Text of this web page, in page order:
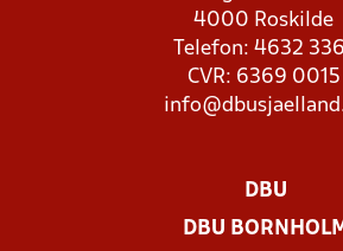
4000 Roskilde
Telefon: 4632
CVR: 6369 0015
DBU
DBU BORNHOLM